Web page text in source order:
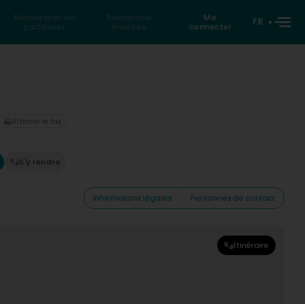
Rechercher un
particulier
Recherche
inversée
Me
connecter
FR
S'y rendre
Afficher le fax
Informations légales
Personnes de contact
Itinéraire